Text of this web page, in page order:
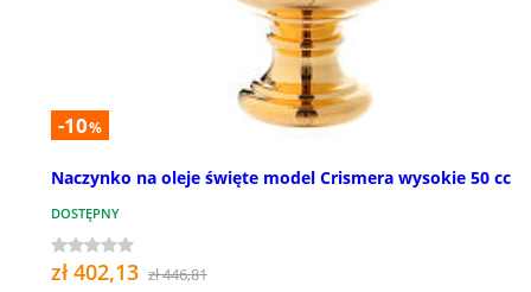
-10%
Naczynko na oleje święte model Crismera wysokie 50 cc
DOSTĘPNY
zł 402,13 zł 446,81